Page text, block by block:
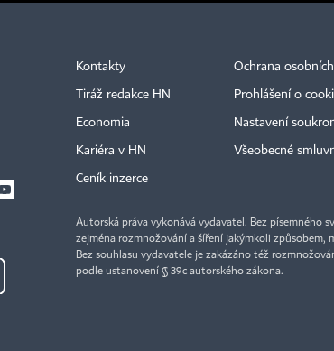
Kontakty
Tiráž redakce HN
Economia
Kariéra v HN
Ceník inzerce
Ochrana
Prohlášení o
Nastavení
Všeobecné
Autorská práva vykonává vydavatel. Bez písemného
zejména rozmnožování a šíření jakýmkoli způsobem,
Bez souhlasu vydavatele je zakázáno též
podle ustanovení § 39c autorského zákona.